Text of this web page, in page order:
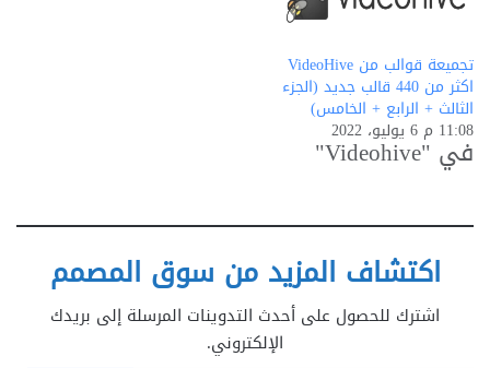
تجميعة قوالب من VideoHive
اكثر من 440 قالب جديد (الجزء
الثالث + الرابع + الخامس)
11:08 م 6 يوليو، 2022
في "Videohive"
اكتشاف المزيد من سوق المصمم
اشترك للحصول على أحدث التدوينات المرسلة إلى بريدك
الإلكتروني.